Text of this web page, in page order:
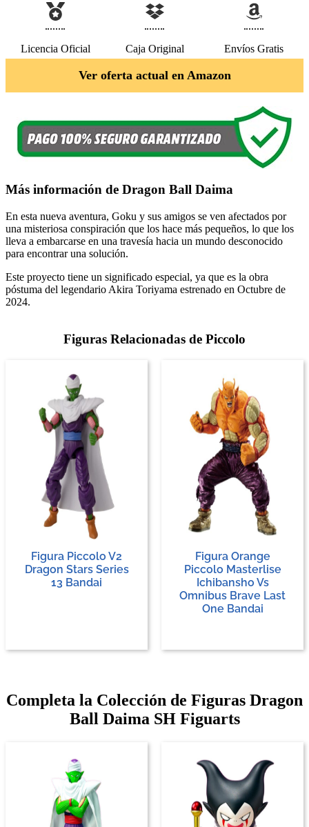
Licencia Oficial Caja Original Envíos Gratis
Ver oferta actual en Amazon
Más información de Dragon Ball Daima
En esta nueva aventura, Goku y sus amigos se ven afectados por
una misteriosa conspiración que los hace más pequeños, lo que los
lleva a embarcarse en una travesía hacia un mundo desconocido
para encontrar una solución.
Este proyecto tiene un significado especial, ya que es la obra
póstuma del legendario Akira Toriyama estrenado en Octubre de
2024.
Figuras Relacionadas de Piccolo
Figura Piccolo V2
Dragon Stars Series
13 Bandai
Figura Orange
Piccolo Masterlise
Ichibansho Vs
Omnibus Brave Last
One Bandai
Completa la Colección de Figuras Dragon
Ball Daima SH Figuarts